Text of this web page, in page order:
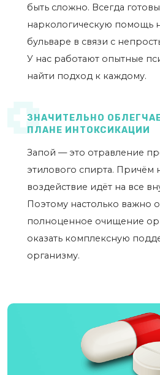
быть сложно. Всегда
наркологическую помощь
бульваре в связи с
У нас работают опытные
найти подход к каждому.
ЗНАЧИТЕЛЬНО
ПЛАНЕ ИНТОКСИКАЦИИ
Запой — это отравление
этилового спирта. Причём
воздействие идёт на все
Поэтому настолько важно
полноценное очищение
оказать комплексную
организму.